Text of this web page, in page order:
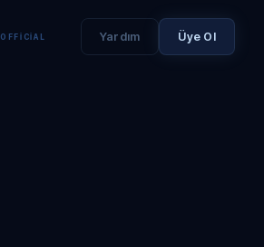
OFFICIAL Yardım Üye Ol